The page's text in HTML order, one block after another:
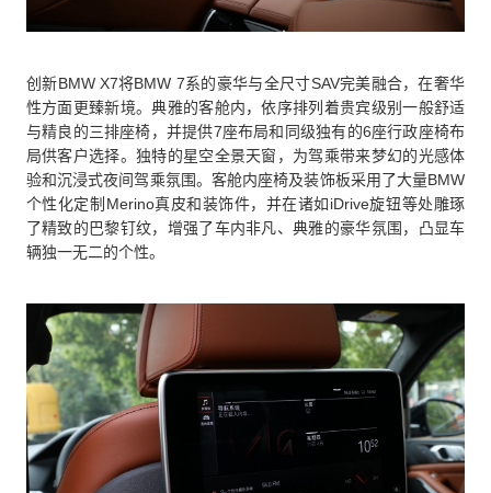
创新BMW X7将BMW 7系的豪华与全尺寸SAV完美融合，在奢华
性方面更臻新境。典雅的客舱内，依序排列着贵宾级别一般舒适
与精良的三排座椅，并提供7座布局和同级独有的6座行政座椅布
局供客户选择。独特的星空全景天窗，为驾乘带来梦幻的光感体
验和沉浸式夜间驾乘氛围。客舱内座椅及装饰板采用了大量BMW
个性化定制Merino真皮和装饰件，并在诸如iDrive旋钮等处雕琢
了精致的巴黎钉纹，增强了车内非凡、典雅的豪华氛围，凸显车
辆独一无二的个性。